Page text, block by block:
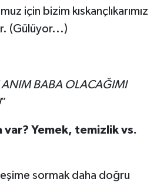
için bizim kıskançlıkarımız
(Gülüyor...)
ANIM BABA OLACAĞIMI
”
var? Yemek, temizlik vs.
sormak daha doğru